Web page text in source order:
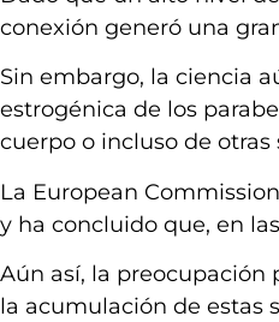
conexión generó una
Sin embargo, la ciencia
estrogénica de los
cuerpo o incluso de
La European
y ha concluido que, en
Aún así, la preocupación
la acumulación de estas